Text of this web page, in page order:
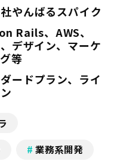
やんばるスパイク
Rails、AWS、
デザイン、マーケ
等
ードプラン、ライ
業務系開発